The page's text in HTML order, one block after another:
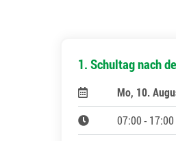
1. Schultag nach
Mo, 10.
07:00 - 17:00